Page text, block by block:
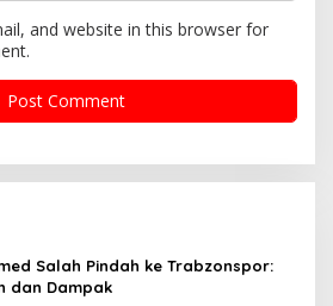
and website in this browser for
Salah Pindah ke Trabzonspor:
dan Dampak